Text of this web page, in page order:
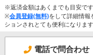
※返済金額はあくまでも目安です
※会員登録(無料)をして詳細情報
ションされとても便利になります
電話で問合わせ